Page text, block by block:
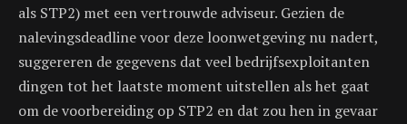
als STP2) met een vertrouwde adviseur. Gezien de
nalevingsdeadline voor deze loonwetgeving nu nadert,
suggereren de gegevens dat veel bedrijfsexploitanten
dingen tot het laatste moment uitstellen als het gaat
om de voorbereiding op STP2 en dat zou hen in gevaar